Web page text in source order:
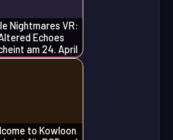
Nightmares VR:
Echoes
am 24. April
to Kowloon